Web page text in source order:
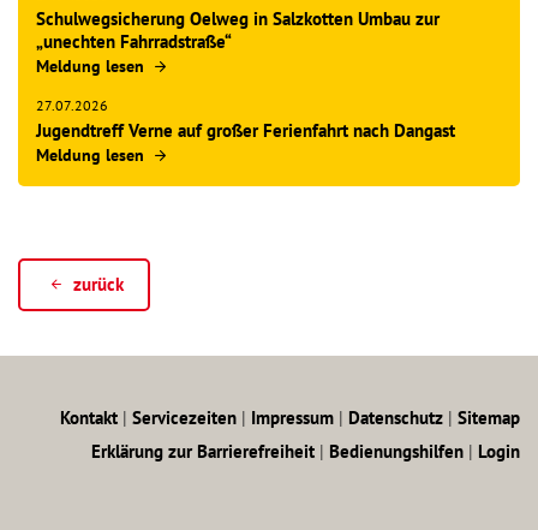
Schulwegsicherung Oelweg in Salzkotten Umbau zur
„unechten Fahrradstraße“
Meldung lesen
27.07.2026
Jugendtreff Verne auf großer Ferienfahrt nach Dangast
Meldung lesen
zurück
Kontakt | Servicezeiten | Impressum | Datenschutz | Sitemap
Erklärung zur Barrierefreiheit | Bedienungshilfen | Login